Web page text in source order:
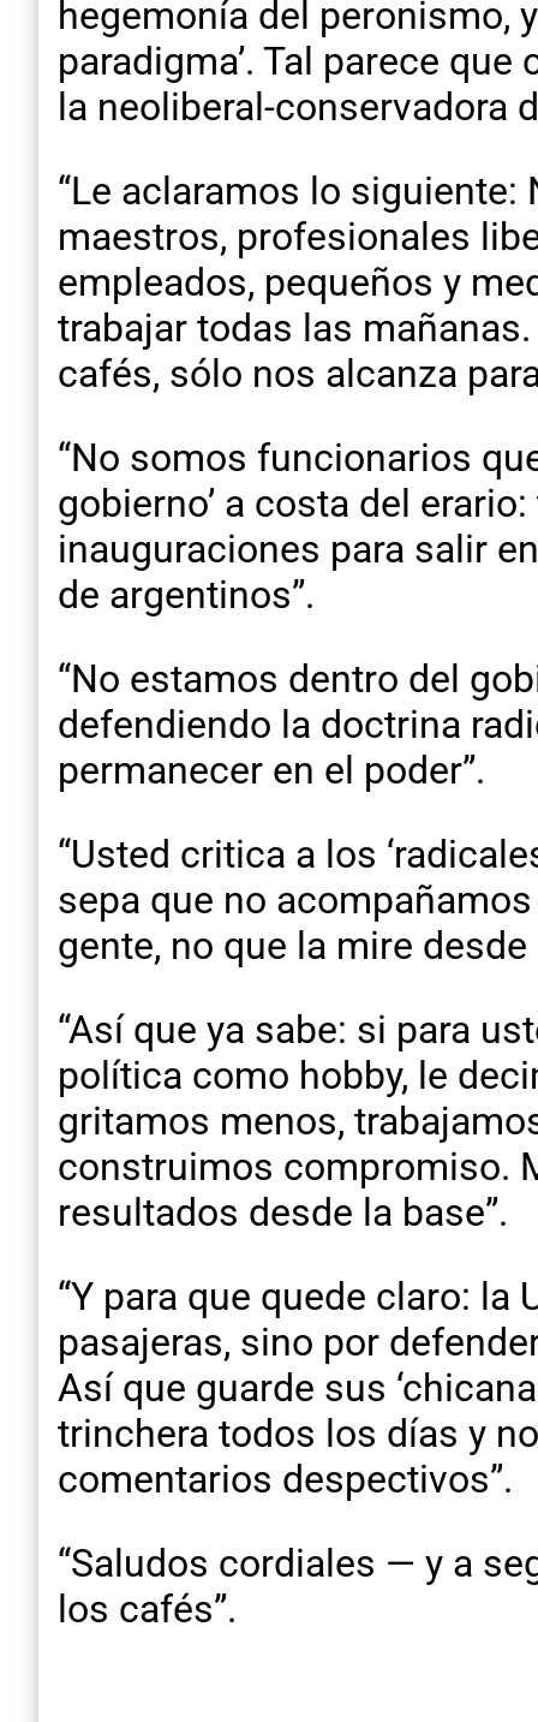
hegemonía del peronismo,
paradigma’. Tal parece
la neoliberal-conservadora
“Le aclaramos lo
maestros, profesionales
empleados, pequeños y
trabajar todas las
cafés, sólo nos alcanza
“No somos funcionarios
gobierno’ a costa del
inauguraciones para salir
de argentinos”.
“No estamos dentro del
defendiendo la doctrina
permanecer en el poder”.
“Usted critica a los
sepa que no
gente, no que la mire
“Así que ya sabe: si para
política como hobby, le
gritamos menos,
construimos compromiso.
resultados desde la base”.
“Y para que quede claro:
pasajeras, sino por
Así que guarde sus
trinchera todos los días y
comentarios despectivos”.
“Saludos cordiales — y a
los cafés”.